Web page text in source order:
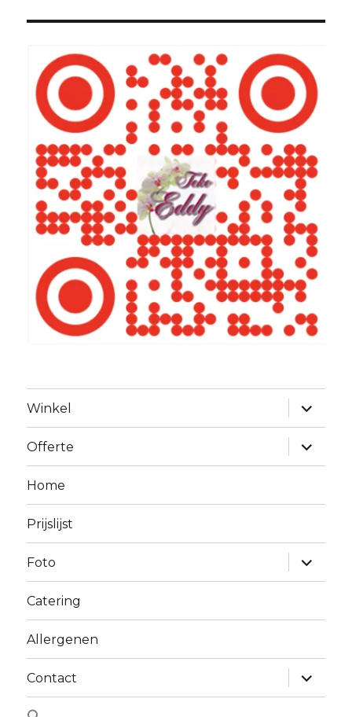
Winkel
Alles
Offerte
Alles
Home
Prijslijst
Foto
Alles
Catering
Allergenen
Contact
Alles